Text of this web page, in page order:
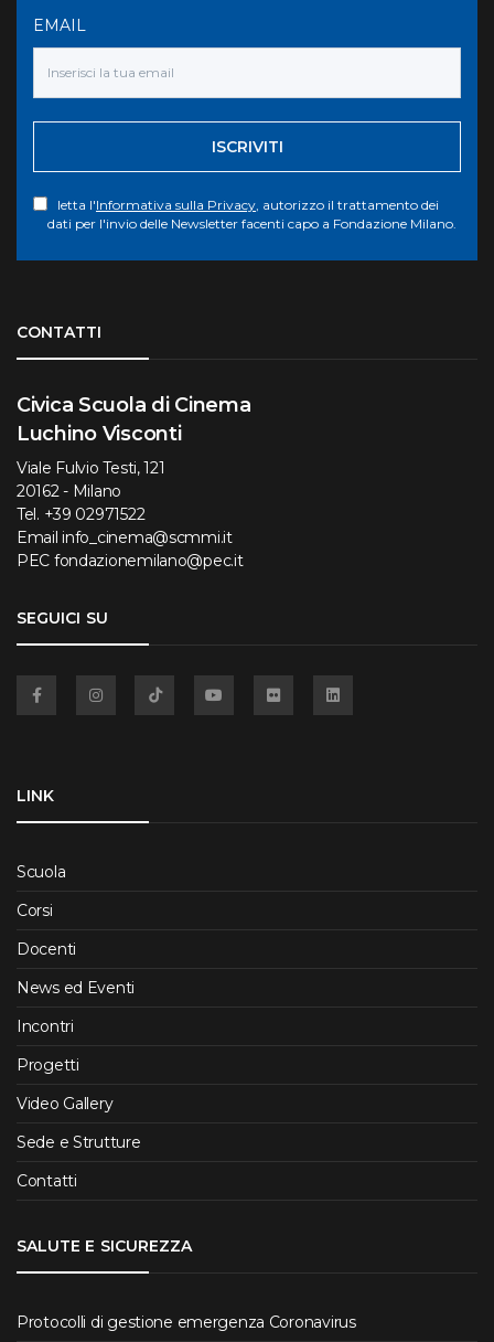
EMAIL
ISCRIVITI
letta l'Informativa sulla Privacy , autorizzo il trattamento dei
dati per l'invio delle Newsletter facenti capo a Fondazione Milano.
CONTATTI
Civica Scuola di Cinema
Luchino Visconti
Viale Fulvio Testi, 121
20162 - Milano
Tel. +39 02971522
Email info_cinema@scmmi.it
PEC fondazionemilano@pec.it
SEGUICI SU
LINK
Scuola
Corsi
Docenti
News ed Eventi
Incontri
Progetti
Video Gallery
Sede e Strutture
Contatti
SALUTE E SICUREZZA
Protocolli di gestione emergenza Coronavirus